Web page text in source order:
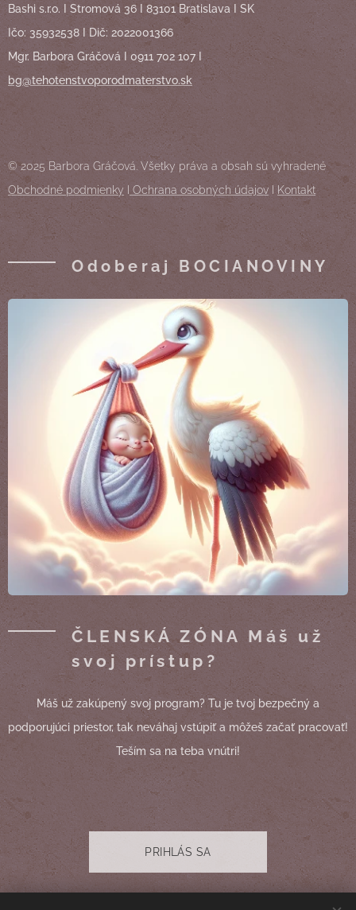
Bashi s.r.o. I Stromová 36 I 83101 Bratislava I SK
Ičo: 35932538 I Dič: 2022001366
Mgr. Barbora Gráčová I 0911 702 107 I
bg@tehotenstvoporodmaterstvo.sk
© 2025 Barbora Gráčová. Všetky práva a obsah sú vyhradené
Obchodné podmienky I Ochrana osobných údajov I Kontakt
Odoberaj BOCIANOVINY
ČLENSKÁ ZÓNA Máš už
svoj prístup?
Máš už zakúpený svoj program? Tu je tvoj bezpečný a
podporujúci priestor, tak neváhaj vstúpiť a môžeš začať pracovať!
Teším sa na teba vnútri!
PRIHLÁS SA